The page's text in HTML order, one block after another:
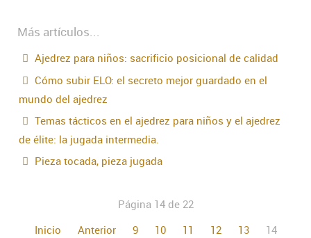
Más artículos...
Ajedrez para niños: sacrificio posicional de calidad
Cómo subir ELO: el secreto mejor guardado en el
mundo del ajedrez
Temas tácticos en el ajedrez para niños y el ajedrez
de élite: la jugada intermedia.
Pieza tocada, pieza jugada
Página 14 de 22
Inicio
Anterior 9 10 11 12 13
14